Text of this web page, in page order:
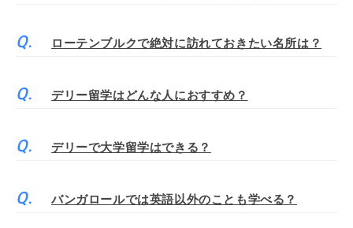
ローテンブルクで絶対に訪れておきたい名所は？
デリー留学はどんな人におすすめ？
デリーで大学留学はできる？
バンガロールでは英語以外のことも学べる？